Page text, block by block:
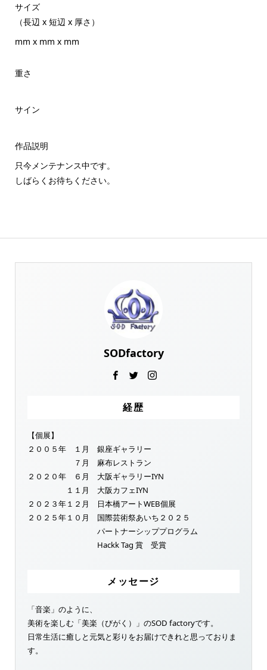
サイズ
（長辺 x 短辺 x 厚さ）
mm x mm x mm
重さ
サイン
作品説明
只今メンテナンス中です。
しばらくお待ちください。
SODfactory
経歴
【個展】
２００５年 １月 銀座ギャラリー
７月 麻布レストラン
２０２０年 ６月 大阪ギャラリーIYN
１１月 大阪カフェIYN
２０２３年１２月 日本橋アートWEB個展
２０２５年１０月 国際芸術祭あいち２０２５
パートナーシッププログラム
Hackk Tag 賞 受賞
メッセージ
「音楽」のように、
美術を楽しむ「美楽（びがく）」のSOD factoryです。
日常生活に癒しと元気と彩りをお届けできれと思っておりま
す。